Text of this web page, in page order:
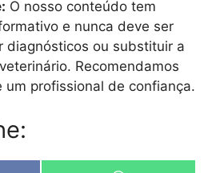
O nosso conteúdo tem
e nunca deve ser
diagnósticos ou substituir a
Recomendamos
um profissional de confiança.